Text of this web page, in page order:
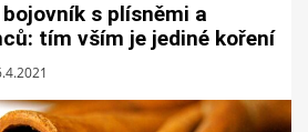
s plísněmi a
tím vším je jediné koření